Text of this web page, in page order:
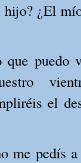
¿El
puedo
el
me pedís